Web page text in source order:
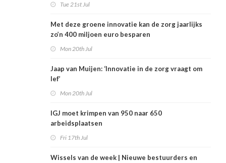
Tue 21st Jul
Met deze groene innovatie kan de zorg jaarlijks
zo’n 400 miljoen euro besparen
Mon 20th Jul
Jaap van Muijen: ‘Innovatie in de zorg vraagt om
lef’
Mon 20th Jul
IGJ moet krimpen van 950 naar 650
arbeidsplaatsen
Fri 17th Jul
Wissels van de week | Nieuwe bestuurders en